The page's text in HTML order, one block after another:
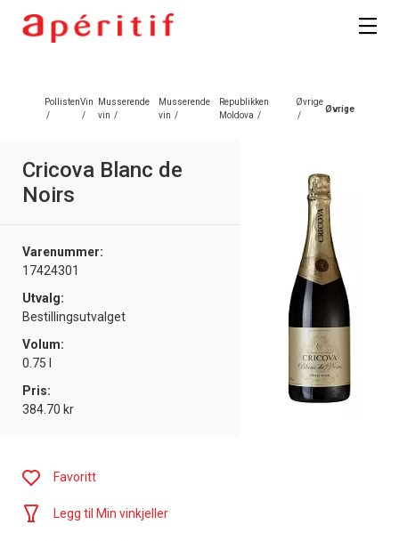
Pollisten
/
Vin
/
Musserende
vin /
Musserende
vin /
Republikken
Moldova /
Øvrige
/
Øvrige
Cricova Blanc de
Noirs
Varenummer:
17424301
Utvalg:
Bestillingsutvalget
Volum:
0.75 l
Pris:
384.70 kr
Favoritt
Legg til Min vinkjeller